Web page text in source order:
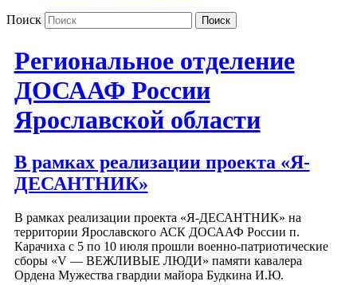
Поиск
Региональное отделение
ДОСААФ России
Ярославской области
В рамках реализации проекта «Я-
ДЕСАНТНИК»
В рамках реализации проекта «Я-ДЕСАНТНИК» на
территории Ярославского АСК ДОСААФ России п.
Карачиха с 5 по 10 июля прошли военно-патриотические
сборы «V — ВЕЖЛИВЫЕ ЛЮДИ» памяти кавалера
Ордена Мужества гвардии майора Будкина И.Ю.